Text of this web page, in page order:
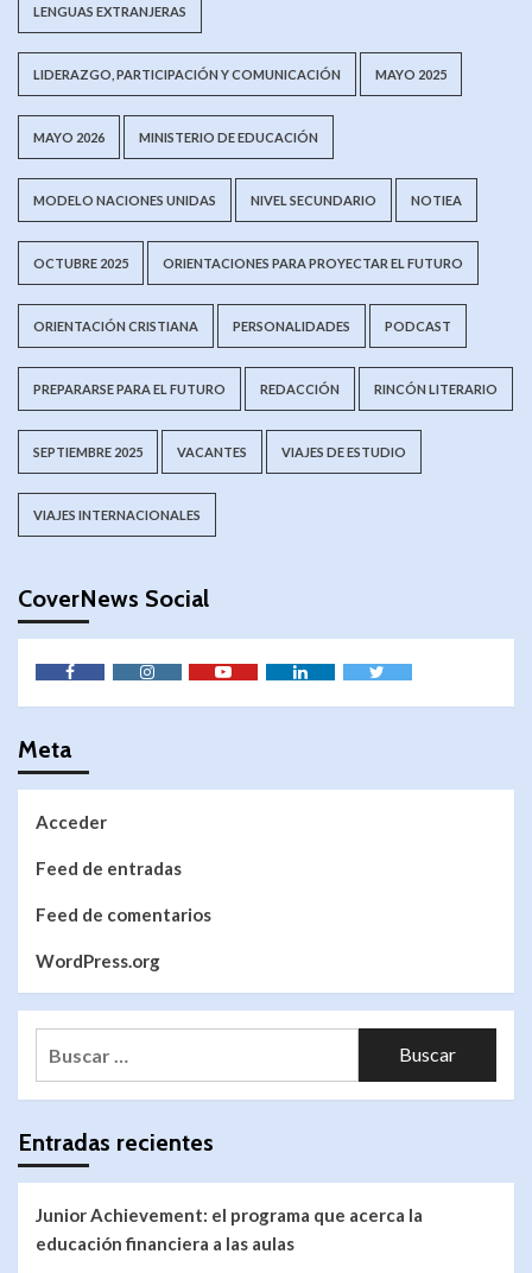
LENGUAS EXTRANJERAS
LIDERAZGO, PARTICIPACIÓN Y COMUNICACIÓN MAYO 2025
MAYO 2026 MINISTERIO DE EDUCACIÓN
MODELO NACIONES UNIDAS NIVEL SECUNDARIO NOTIEA
OCTUBRE 2025 ORIENTACIONES PARA PROYECTAR EL FUTURO
ORIENTACIÓN CRISTIANA PERSONALIDADES PODCAST
PREPARARSE PARA EL FUTURO REDACCIÓN RINCÓN LITERARIO
SEPTIEMBRE 2025 VACANTES VIAJES DE ESTUDIO
VIAJES INTERNACIONALES
CoverNews Social
Meta
Acceder
Feed de entradas
Feed de comentarios
WordPress.org
Entradas recientes
Junior Achievement: el programa que acerca la
educación financiera a las aulas